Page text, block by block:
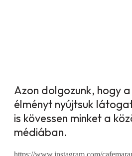
Azon dolgozunk, hogy
élményt nyújtsuk
is kövessen minket a
médiában.
https://www.instagram.com/